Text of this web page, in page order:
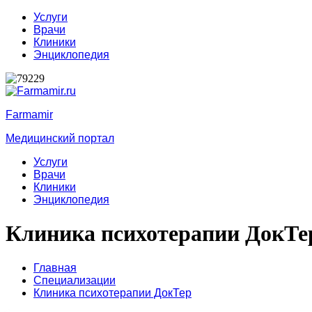
Услуги
Врачи
Клиники
Энциклопедия
Farmamir
Медицинский портал
Услуги
Врачи
Клиники
Энциклопедия
Клиника психотерапии
Главная
Специализации
Клиника психотерапии ДокТер